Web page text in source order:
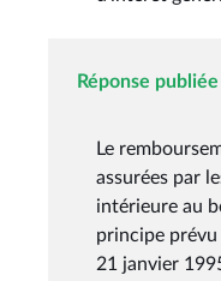
Réponse
Le
assurées par
intérieure au
principe
21 janvier